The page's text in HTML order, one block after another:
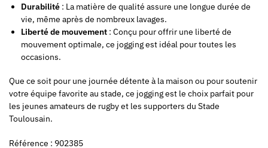
Durabilité : La matière de qualité assure une longue durée de
vie, même après de nombreux lavages.
Liberté de mouvement : Conçu pour offrir une liberté de
mouvement optimale, ce jogging est idéal pour toutes les
occasions.
Que ce soit pour une journée détente à la maison ou pour soutenir
votre équipe favorite au stade, ce jogging est le choix parfait pour
les jeunes amateurs de rugby et les supporters du Stade
Toulousain.
Référence : 902385